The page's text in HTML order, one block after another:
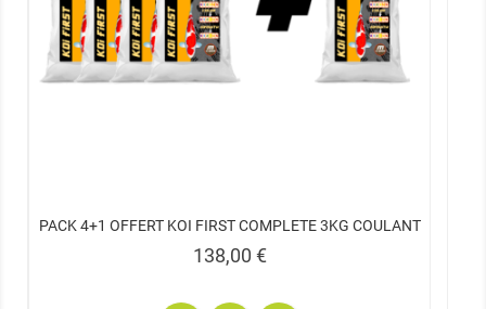
PACK 4+1 OFFERT KOI FIRST COMPLETE 3KG COULANT
Prix
138,00 €